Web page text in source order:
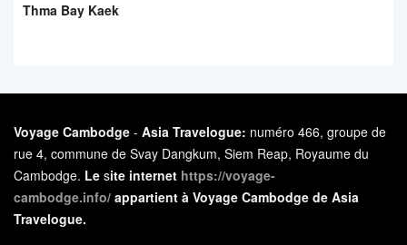
Thma Bay Kaek
Voyage Cambodge - Asia Travelogue: numéro 466, groupe de
rue 4, commune de Svay Dangkum, Siem Reap, Royaume du
Cambodge. Le site internet https://voyage-
cambodge.info/ appartient à Voyage Cambodge de Asia
Travelogue.